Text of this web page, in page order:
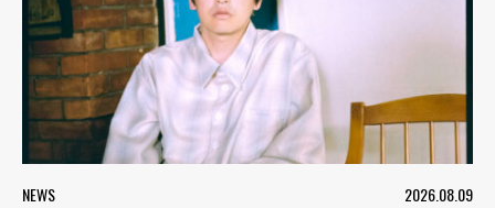
NEWS 2026.08.09